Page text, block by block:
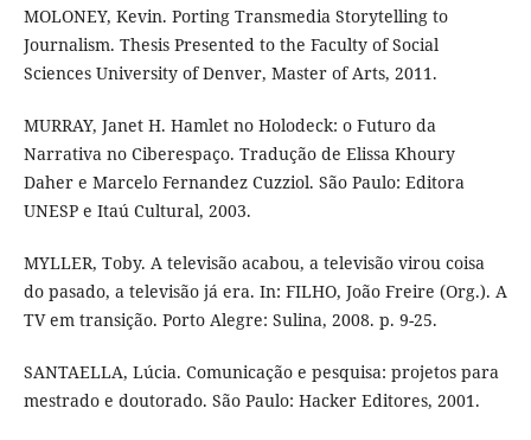
MOLONEY, Kevin. Porting Transmedia Storytelling to
Journalism. Thesis Presented to the Faculty of Social
Sciences University of Denver, Master of Arts, 2011.
MURRAY, Janet H. Hamlet no Holodeck: o Futuro da
Narrativa no Ciberespaço. Tradução de Elissa Khoury
Daher e Marcelo Fernandez Cuzziol. São Paulo: Editora
UNESP e Itaú Cultural, 2003.
MYLLER, Toby. A televisão acabou, a televisão virou coisa
do pasado, a televisão já era. In: FILHO, João Freire (Org.). A
TV em transição. Porto Alegre: Sulina, 2008. p. 9-25.
SANTAELLA, Lúcia. Comunicação e pesquisa: projetos para
mestrado e doutorado. São Paulo: Hacker Editores, 2001.